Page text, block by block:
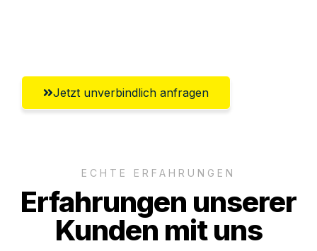
Jetzt unverbindlich anfragen
ECHTE ERFAHRUNGEN
Erfahrungen unserer
Kunden mit uns